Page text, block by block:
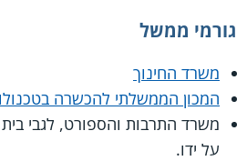
גורמי ממשל
משרד החינוך
המכון הממשלתי להכשרה
משרד התרבות והספורט, לגבי
על ידו.